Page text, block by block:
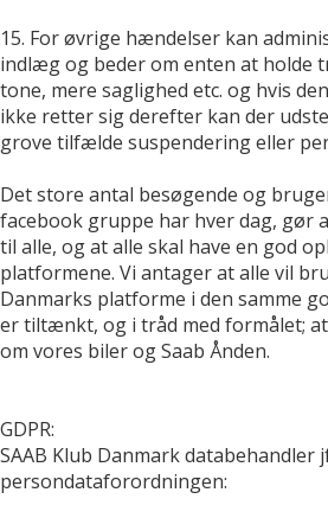
15. For øvrige hændelser kan
indlæg og beder om enten at holde
tone, mere saglighed etc. og hvis
ikke retter sig derefter kan der
grove tilfælde suspendering eller
Det store antal besøgende og
facebook gruppe har hver dag, gør
til alle, og at alle skal have en god
platformene. Vi antager at alle vil
Danmarks platforme i den samme
er tiltænkt, og i tråd med formålet;
om vores biler og Saab Ånden.
GDPR:
SAAB Klub Danmark databehandler
persondataforordningen: